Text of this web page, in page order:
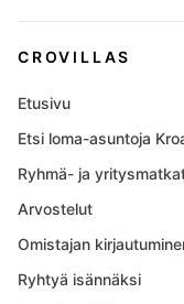
CROVILLAS
Etusivu
Etsi loma-asuntoja
Ryhmä- ja
Arvostelut
Omistajan
Ryhtyä isännäksi